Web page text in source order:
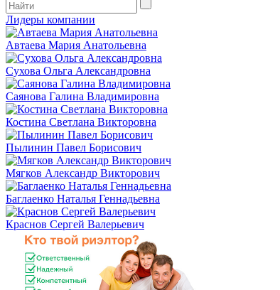
Лидеры компании
Автаева Мария Анатольевна
Сухова Ольга Александровна
Саянова Галина Владимировна
Костина Светлана Викторовна
Пылинин Павел Борисович
Мягков Александр Викторович
Баглаенко Наталья Геннадьевна
Краснов Сергей Валерьевич